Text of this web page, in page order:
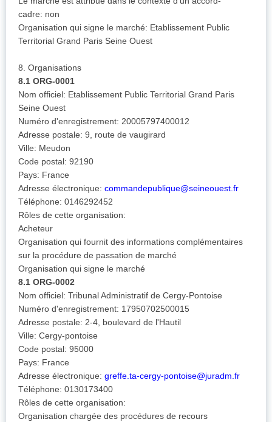
cadre: non
Organisation qui signe le marché: Etablissement Public
Territorial Grand Paris Seine Ouest
8. Organisations
8.1 ORG-0001
Nom officiel: Etablissement Public Territorial Grand Paris
Seine Ouest
Numéro d'enregistrement: 20005797400012
Adresse postale: 9, route de vaugirard
Ville: Meudon
Code postal: 92190
Pays: France
Adresse électronique: commandepublique@seineouest.fr
Téléphone: 0146292452
Rôles de cette organisation:
Acheteur
Organisation qui fournit des informations complémentaires
sur la procédure de passation de marché
Organisation qui signe le marché
8.1 ORG-0002
Nom officiel: Tribunal Administratif de Cergy-Pontoise
Numéro d'enregistrement: 17950702500015
Adresse postale: 2-4, boulevard de l'Hautil
Ville: Cergy-pontoise
Code postal: 95000
Pays: France
Adresse électronique: greffe.ta-cergy-pontoise@juradm.fr
Téléphone: 0130173400
Rôles de cette organisation:
Organisation chargée des procédures de recours